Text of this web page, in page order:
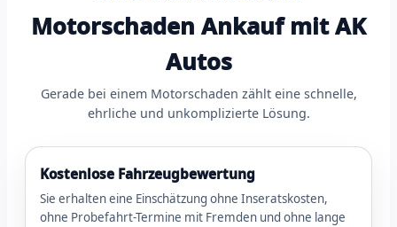
Motorschaden Ankauf mit AK
Autos
Gerade bei einem Motorschaden zählt eine schnelle,
ehrliche und unkomplizierte Lösung.
Kostenlose Fahrzeugbewertung
Sie erhalten eine Einschätzung ohne Inseratskosten,
ohne Probefahrt-Termine mit Fremden und ohne lange